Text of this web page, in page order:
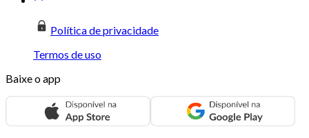
Política de privacidade
Termos de uso
Baixe o app